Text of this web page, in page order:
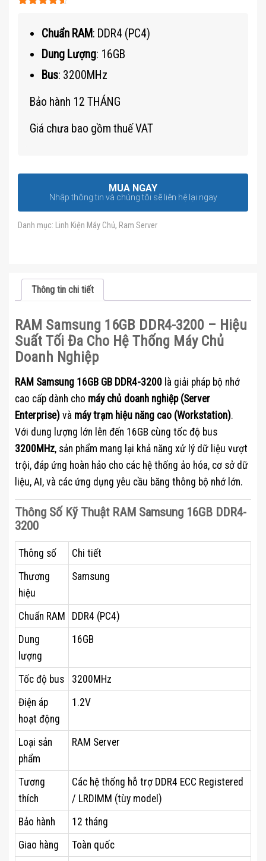
sao
Chuẩn RAM: DDR4 (PC4)
Dung Lượng: 16GB
Bus: 3200MHz
Bảo hành 12 THÁNG
Giá chưa bao gồm thuế VAT
MUA NGAY
Nhập thông tin và chúng tôi sẽ liên hệ lại ngay
Danh mục: Linh Kiện Máy Chủ, Ram Server
Thông tin chi tiết
RAM Samsung 16GB DDR4-3200 – Hiệu
Suất Tối Đa Cho Hệ Thống Máy Chủ
Doanh Nghiệp
RAM Samsung 16GB GB DDR4-3200 là giải pháp bộ nhớ
cao cấp dành cho máy chủ doanh nghiệp (Server
Enterprise) và máy trạm hiệu năng cao (Workstation).
Với dung lượng lớn lên đến 16GB cùng tốc độ bus
3200MHz, sản phẩm mang lại khả năng xử lý dữ liệu vượt
trội, đáp ứng hoàn hảo cho các hệ thống ảo hóa, cơ sở dữ
liệu, AI, và các ứng dụng yêu cầu băng thông bộ nhớ lớn.
Thông Số Kỹ Thuật RAM Samsung 16GB DDR4-
3200
Thông số
Chi tiết
Thương
hiệu
Samsung
Chuẩn RAM
DDR4 (PC4)
Dung
lượng
16GB
Tốc độ bus
3200MHz
Điện áp
hoạt động
1.2V
Loại sản
phẩm
RAM Server
Tương
thích
Các hệ thống hỗ trợ DDR4 ECC Registered
/ LRDIMM (tùy model)
Bảo hành
12 tháng
Giao hàng
Toàn quốc